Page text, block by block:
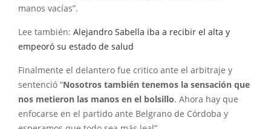
manos vacías”.
Lee también: Alejandro Sabella iba a recibir el alta y
empeoró su estado de salud
Finalmente el delantero fue critico ante el arbitraje y
sentenció “Nosotros también tenemos la sensación que
nos metieron las manos en el bolsillo. Ahora hay que
enfocarse en el partido ante Belgrano de Córdoba y